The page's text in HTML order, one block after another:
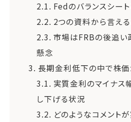
2.1. Fedのバランスシー
2.2. 2つの資料から言える
2.3. 市場はFRBの後追い
懸念
3. 長期金利低下の中で株
3.1. 実質金利のマイナス
し下げる状況
3.2. どのようなコメント